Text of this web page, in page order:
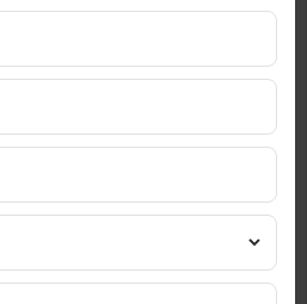
tổ chức tín dụng (TCTD), chi
cấu lại thời hạn trả nợ, miễn,
nợ do ảnh hưởng của dịch
NH nước ngoài quyết định
quy định nội bộ đối với số
cấp tín dụng (trừ hoạt động
đối với khách hàng mà:
lãi đến hạn thanh toán trong
01/2020 đến ngày liền kề sau
tướng Chính phủ công bố hết